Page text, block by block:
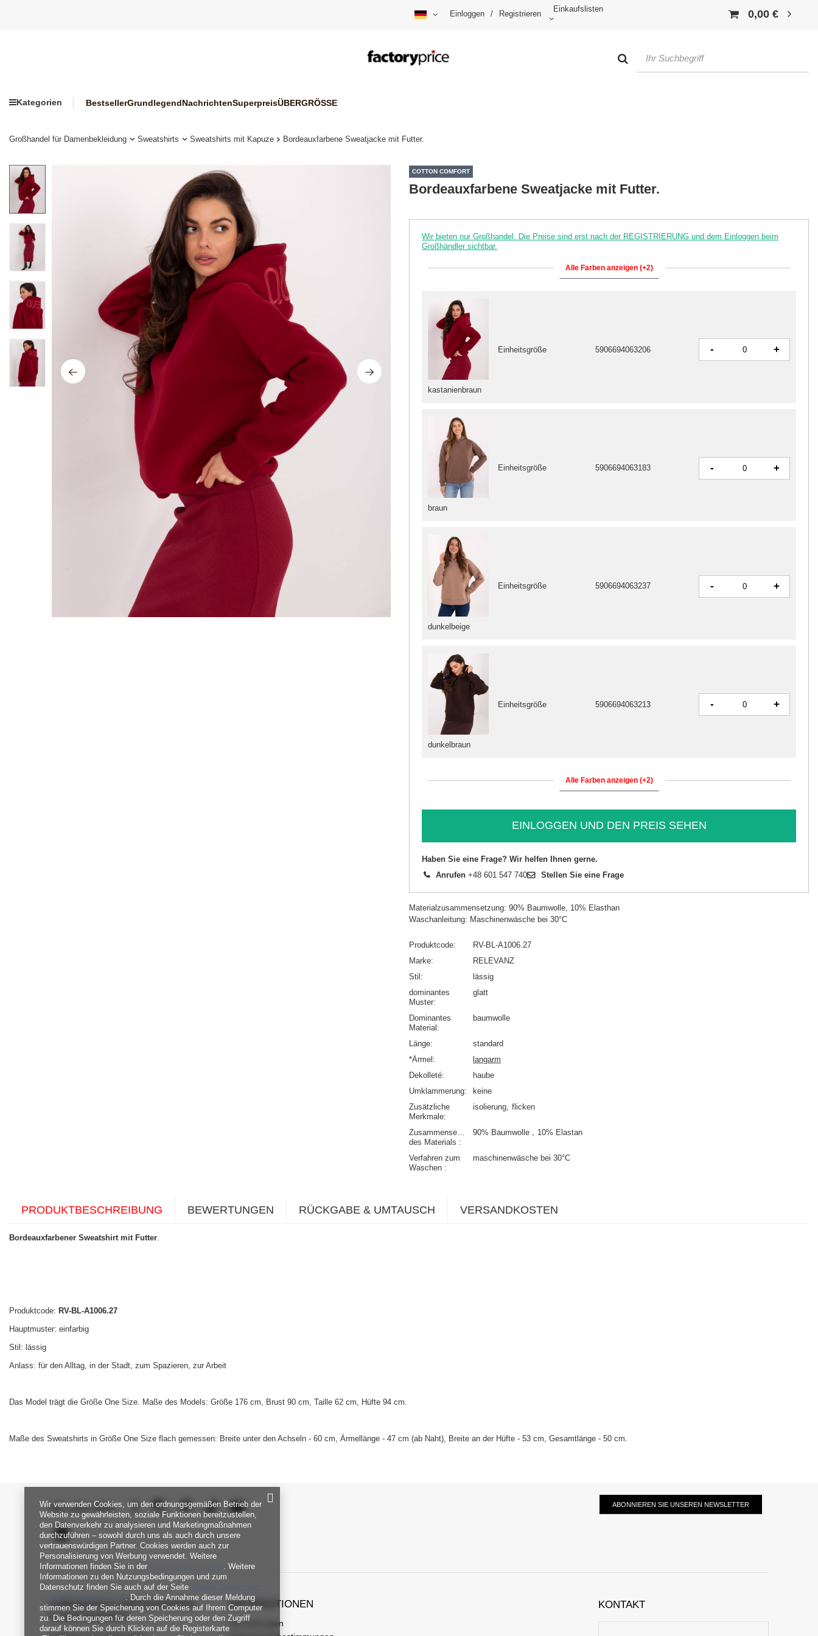
Einloggen / Registrieren
Einkaufslisten 0,00 €
Kategorien BestsellerGrundlegendNachrichtenSuperpreisÜBERGRÖSSE
Großhandel für Damenbekleidung Sweatshirts Sweatshirts mit Kapuze Bordeauxfarbene Sweatjacke mit Futter.
COTTON COMFORT
Bordeauxfarbene Sweatjacke mit Futter.
Wir bieten nur Großhandel. Die Preise sind erst nach der REGISTRIERUNG und dem Einloggen beim
Großhändler sichtbar.
Alle Farben anzeigen (+2)
braun
Einheitsgröße 5906694063183 - +
dunkelbeige
Einheitsgröße 5906694063237 - +
dunkelbraun
Einheitsgröße 5906694063213 - +
kastanienbraun
Einheitsgröße 5906694063206 - +
Alle Farben anzeigen (+2)
EINLOGGEN UND DEN PREIS SEHEN
Haben Sie eine Frage? Wir helfen Ihnen gerne.
Anrufen +48 601 547 740 Stellen Sie eine Frage
Materialzusammensetzung: 90% Baumwolle, 10% Elasthan
Waschanleitung: Maschinenwäsche bei 30°C
Produktcode
RV-BL-A1006.27
Marke
RELEVANZ
Stil
lässig
dominantes
Muster
glatt
Dominantes
Material
baumwolle
Länge
standard
*Ärmel
langarm
Dekolleté
haube
Umklammerung
keine
Zusätzliche
Merkmale
isolierung flicken
Zusammensetzung
des Materials
90% Baumwolle 10% Elastan
Verfahren zum
Waschen
maschinenwäsche bei 30°C
PRODUKTBESCHREIBUNG BEWERTUNGEN RÜCKGABE & UMTAUSCH VERSANDKOSTEN
Bordeauxfarbener Sweatshirt mit Futter
Produktcode: RV-BL-A1006.27
Hauptmuster: einfarbig
Stil: lässig
Anlass: für den Alltag, in der Stadt, zum Spazieren, zur Arbeit
Das Model trägt die Größe One Size. Maße des Models: Größe 176 cm, Brust 90 cm, Taille 62 cm, Hüfte 94 cm
Maße des Sweatshirts in Größe One Size flach gemessen: Breite unter den Achseln - 60 cm, Ärmellänge - 47 cm (ab Naht), Breite an der Hüfte - 53 cm, Gesamtlänge - 50 cm.
SEI UNS NAH ABONNIEREN SIE UNSEREN NEWSLETTER
FABRIKPREIS-GROSSHANDEL-K
UNDENDIENST
INFORMATIONEN
Verordnungen
KONTAKT
Wir verwenden Cookies, um den ordnungsgemäßen Betrieb der
Website zu gewährleisten, soziale Funktionen bereitzustellen,
den Datenverkehr zu analysieren und Marketingmaßnahmen
durchzuführen – sowohl durch uns als auch durch unsere
vertrauenswürdigen Partner. Cookies werden auch zur
Personalisierung von Werbung verwendet. Weitere
Informationen finden Sie in der
. Weitere
Informationen zu den Nutzungsbedingungen und zum
Datenschutz finden Sie auch auf der Seite
& Nutzungsbedingungen . Durch die Annahme dieser Meldung
stimmen Sie der Speicherung von Cookies auf Ihrem Computer
zu. Die Bedingungen für deren Speicherung oder den Zugriff
darauf können Sie durch Klicken auf die Registerkarte